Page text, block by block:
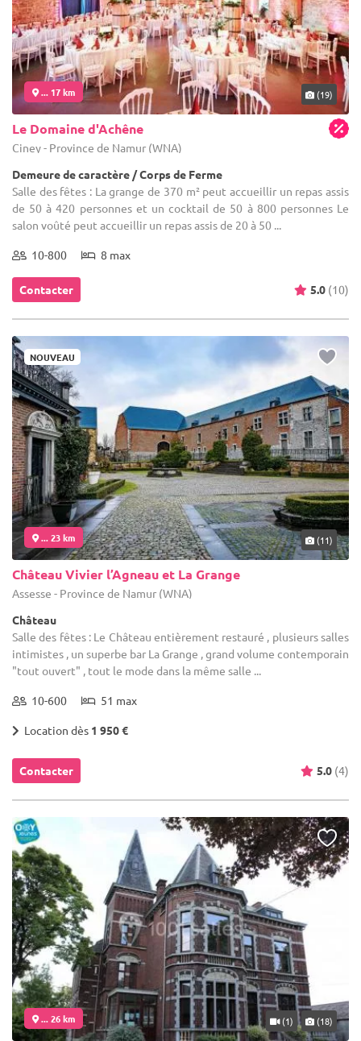
... 17 km (19)
Le Domaine d'Achêne
Ciney - Province de Namur (WNA)
Demeure de caractère / Corps de Ferme
Salle des fêtes : La grange de 370 m² peut accueillir un repas assis
de 50 à 420 personnes et un cocktail de 50 à 800 personnes Le
salon voûté peut accueillir un repas assis de 20 à 50 ...
10-800 8 max
Contacter 5.0 (10)
NOUVEAU
... 23 km (11)
Château Vivier l’Agneau et La Grange
Assesse - Province de Namur (WNA)
Château
Salle des fêtes : Le Château entièrement restauré , plusieurs salles
intimistes , un superbe bar La Grange , grand volume contemporain
"tout ouvert" , tout le mode dans la même salle ...
10-600 51 max
Location dès 1 950 €
Contacter 5.0 (4)
... 26 km (1) (18)